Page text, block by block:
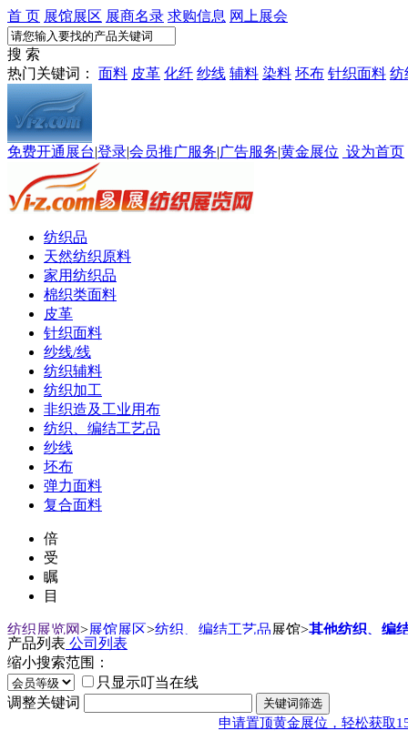
首 页 展馆展区 展商名录 求购信息 网上展会
搜 索
热门关键词： 面料 皮革 化纤 纱线 辅料 染料 坯布 针织面料 纺
免费开通展台|登录|会员推广服务|广告服务|黄金展位 设为首页
纺织品
天然纺织原料
家用纺织品
棉织类面料
皮革
针织面料
纱线/线
纺织辅料
纺织加工
非织造及工业用布
纺织、编结工艺品
纱线
坯布
弹力面料
复合面料
倍
受
瞩
目
纺织展览网>展馆展区>纺织、编结工艺品展馆>其他纺织、编
产品列表 公司列表
缩小搜索范围：
只显示叮当在线
调整关键词
申请置顶黄金展位，轻松获取